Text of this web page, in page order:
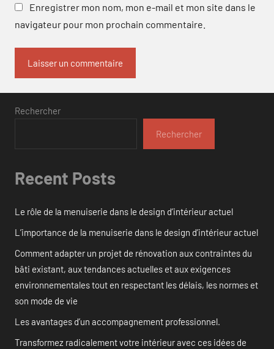
Enregistrer mon nom, mon e-mail et mon site dans le
navigateur pour mon prochain commentaire.
Rechercher
Rechercher
Recent Posts
Le rôle de la menuiserie dans le design d’intérieur actuel
L’importance de la menuiserie dans le design d’intérieur actuel
Comment adapter un projet de rénovation aux contraintes du
bâti existant, aux tendances actuelles et aux exigences
environnementales tout en respectant les délais, les normes et
son mode de vie
Les avantages d’un accompagnement professionnel.
Transformez radicalement votre intérieur avec ces idées de